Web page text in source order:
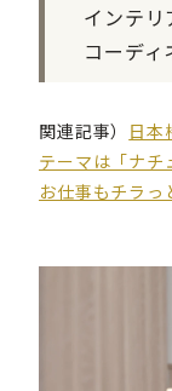
インテ
コーデ
関連記事） 日本
テーマは「ナチ
お仕事もチラ